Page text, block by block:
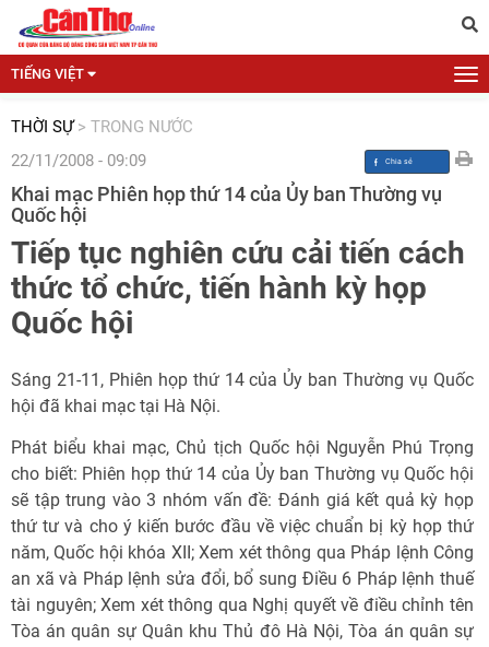
TIẾNG VIỆT
THỜI SỰ > TRONG NƯỚC
22/11/2008 - 09:09
Khai mạc Phiên họp thứ 14 của Ủy ban Thường vụ
Quốc hội
Tiếp tục nghiên cứu cải tiến cách
thức tổ chức, tiến hành kỳ họp
Quốc hội
Sáng 21-11, Phiên họp thứ 14 của Ủy ban Thường vụ Quốc
hội đã khai mạc tại Hà Nội.
Phát biểu khai mạc, Chủ tịch Quốc hội Nguyễn Phú Trọng
cho biết: Phiên họp thứ 14 của Ủy ban Thường vụ Quốc hội
sẽ tập trung vào 3 nhóm vấn đề: Đánh giá kết quả kỳ họp
thứ tư và cho ý kiến bước đầu về việc chuẩn bị kỳ họp thứ
năm, Quốc hội khóa XII; Xem xét thông qua Pháp lệnh Công
an xã và Pháp lệnh sửa đổi, bổ sung Điều 6 Pháp lệnh thuế
tài nguyên; Xem xét thông qua Nghị quyết về điều chỉnh tên
Tòa án quân sự Quân khu Thủ đô Hà Nội, Tòa án quân sự